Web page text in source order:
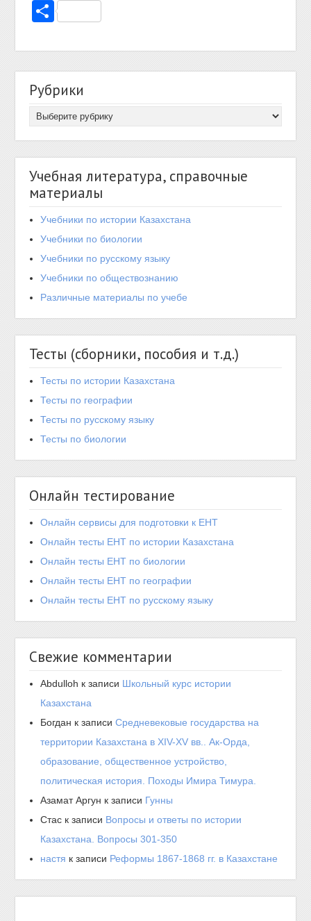
Отправить
Рубрики
Учебная литература, справочные
материалы
Учебники по истории Казахстана
Учебники по биологии
Учебники по русскому языку
Учебники по обществознанию
Различные материалы по учебе
Тесты (сборники, пособия и т.д.)
Тесты по истории Казахстана
Тесты по географии
Тесты по русскому языку
Тесты по биологии
Онлайн тестирование
Онлайн сервисы для подготовки к ЕНТ
Онлайн тесты ЕНТ по истории Казахстана
Онлайн тесты ЕНТ по биологии
Онлайн тесты ЕНТ по географии
Онлайн тесты ЕНТ по русскому языку
Свежие комментарии
Abdulloh к записи Школьный курс истории
Казахстана
Богдан к записиСредневековые государства на
территории Казахстана в XIV-XV вв.. Ак-Орда,
образование, общественное устройство,
политическая история. Походы Имира Тимура.
Азамат Аргун к записи Гунны
Стас к записи Вопросы и ответы по истории
Казахстана. Вопросы 301-350
настя к записи Реформы 1867-1868 гг. в Казахстане